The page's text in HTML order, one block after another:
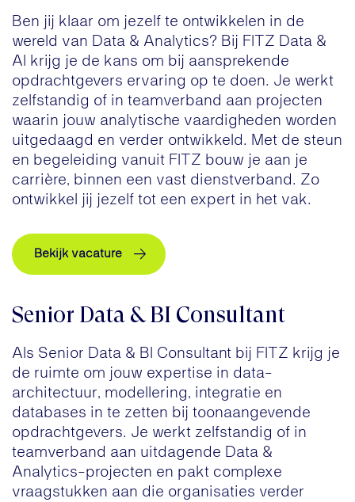
Ben jij klaar om jezelf te ontwikkelen in de
wereld van Data & Analytics? Bij FITZ Data &
AI krijg je de kans om bij aansprekende
opdrachtgevers ervaring op te doen. Je werkt
zelfstandig of in teamverband aan projecten
waarin jouw analytische vaardigheden worden
uitgedaagd en verder ontwikkeld. Met de steun
en begeleiding vanuit FITZ bouw je aan je
carrière, binnen een vast dienstverband. Zo
ontwikkel jij jezelf tot een expert in het vak.
Bekijk vacature
Senior Data & BI Consultant
Als Senior Data & BI Consultant bij FITZ krijg je
de ruimte om jouw expertise in data-
architectuur, modellering, integratie en
databases in te zetten bij toonaangevende
opdrachtgevers. Je werkt zelfstandig of in
teamverband aan uitdagende Data &
Analytics-projecten en pakt complexe
vraagstukken aan die organisaties verder